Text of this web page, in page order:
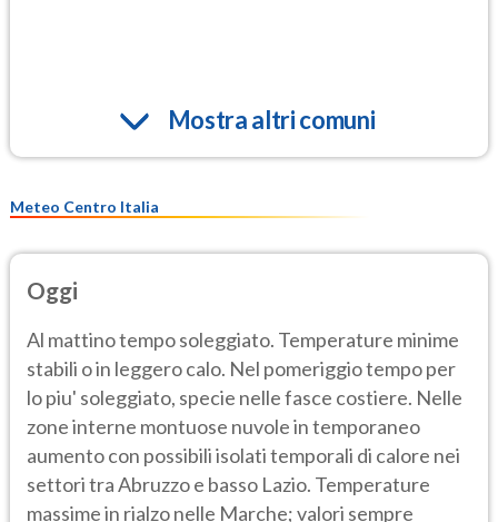
Mostra altri comuni
Meteo Centro Italia
Oggi
Al mattino tempo soleggiato. Temperature minime
stabili o in leggero calo. Nel pomeriggio tempo per
lo piu' soleggiato, specie nelle fasce costiere. Nelle
zone interne montuose nuvole in temporaneo
aumento con possibili isolati temporali di calore nei
settori tra Abruzzo e basso Lazio. Temperature
massime in rialzo nelle Marche; valori sempre